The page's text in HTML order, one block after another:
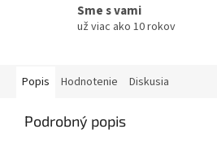
Sme s vami
už viac ako 10 rokov
Popis Hodnotenie Diskusia
Podrobný popis